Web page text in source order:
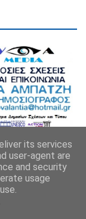
its services
user-agent are
and security
usage